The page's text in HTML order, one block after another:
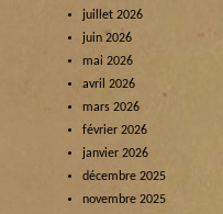
juillet 2026
juin 2026
mai 2026
avril 2026
mars 2026
février 2026
janvier 2026
décembre 2025
novembre 2025